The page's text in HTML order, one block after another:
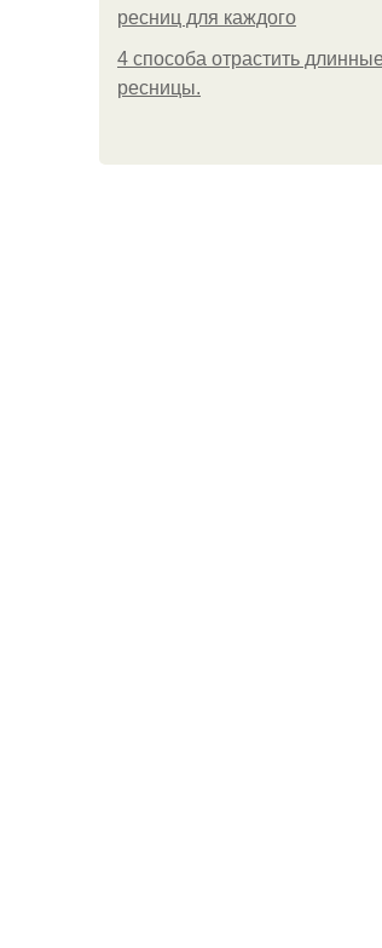
ресниц для каждого
4 способа отрастить длинные
ресницы.